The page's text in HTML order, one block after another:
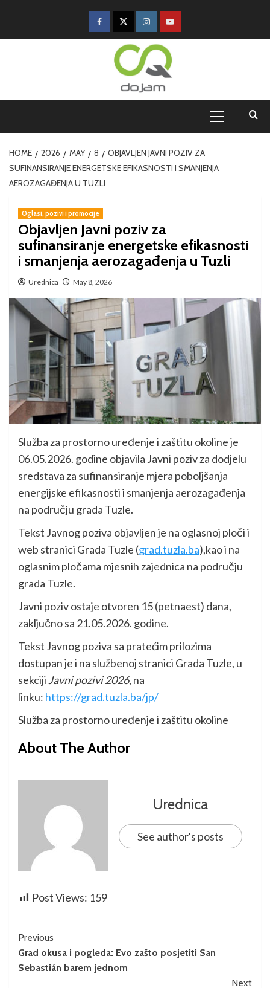
HOME 2026 MAY 8
OBJAVLJEN JAVNI POZIV ZA
SUFINANSIRANJE ENERGETSKE EFIKASNOSTI I SMANJENJA
AEROZAGAĐENJA U TUZLI
Oglasi, pozivi i promocije
Objavljen Javni poziv za
sufinansiranje energetske efikasnosti
i smanjenja aerozagađenja u Tuzli
Urednica May 8, 2026
Služba za prostorno uređenje i zaštitu okoline je
06.05.2026. godine objavila Javni poziv za dodjelu
sredstava za sufinansiranje mjera poboljšanja
energijske efikasnosti i smanjenja aerozagađenja
na području grada Tuzle.
Tekst Javnog poziva objavljen je na oglasnoj ploči i
web stranici Grada Tuzle (grad.tuzla.ba),kao i na
oglasnim pločama mjesnih zajednica na području
grada Tuzle.
Javni poziv ostaje otvoren 15 (petnaest) dana,
zaključno sa 21.05.2026. godine.
Tekst Javnog poziva sa pratećim prilozima
dostupan je i na službenoj stranici Grada Tuzle, u
sekciji Javni pozivi 2026, na
linku: https://grad.tuzla.ba/jp/
Služba za prostorno uređenje i zaštitu okoline
About The Author
Urednica
See author's posts
Post Views: 159
Previous
Grad okusa i pogleda: Evo zašto posjetiti San
Sebastián barem jednom
Next